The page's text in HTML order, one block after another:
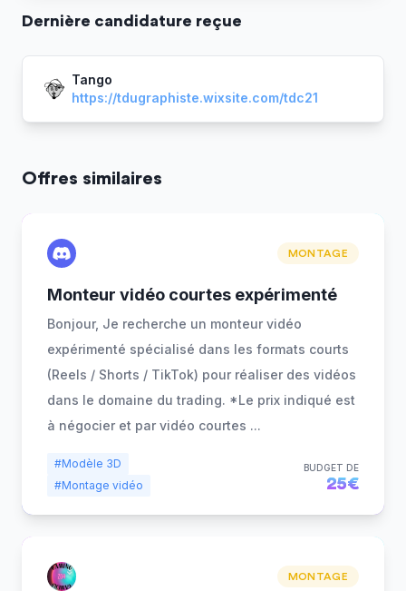
Dernière candidature reçue
Tango
https://tdugraphiste.wixsite.com/tdc21
Offres similaires
MONTAGE
Monteur vidéo courtes expérimenté
Bonjour, Je recherche un monteur vidéo
expérimenté spécialisé dans les formats courts
(Reels / Shorts / TikTok) pour réaliser des vidéos
dans le domaine du trading. *Le prix indiqué est
à négocier et par vidéo courtes ...
#Modèle 3D
#Montage vidéo
BUDGET DE
25€
MONTAGE